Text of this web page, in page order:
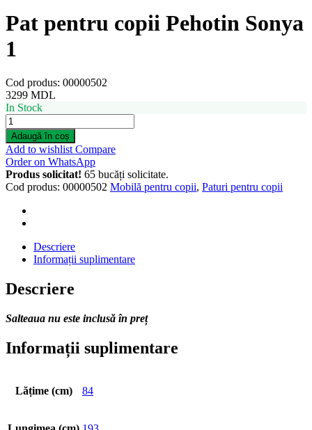
Pat pentru copii Pehotin Sonya
1
Cod produs: 00000502
3299 MDL
In Stock
Pat
pentru
copii
Pehotin
Sonya
1
quantity
Adaugă în coș
Add to wishlist Compare
Order on WhatsApp
Produs solicitat! 65 bucăți solicitate.
Cod produs: 00000502 Mobilă pentru copii, Paturi pentru copii
Descriere
Informații suplimentare
Descriere
Salteaua nu este inclusă în preț
Informații suplimentare
Lățime (cm) 84